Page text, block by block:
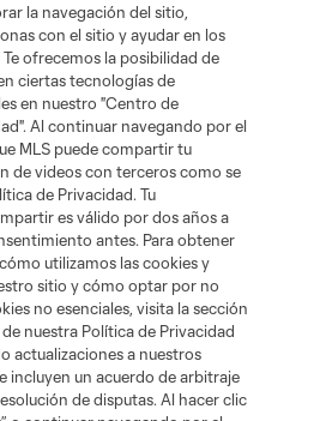
de privacidad
No vender mi información
de la Major League Soccer y MLS son
L.L.C. (“MLS”). Los nombres y logos
registrados y son marcas bajo ley común
permiso de sus propietarios. Uso
la navegación del sitio,
con el sitio y ayudar en los
ofrecemos la posibilidad de
ciertas tecnologías de
en nuestro "Centro de
Al continuar navegando por el
MLS puede compartir tu
de videos con terceros como se
de Privacidad. Tu
es válido por dos años a
antes. Para obtener
utilizamos las cookies y
sitio y cómo optar por no
no esenciales, visita la sección
de nuestra Política de Privacidad
actualizaciones a nuestros
incluyen un acuerdo de arbitraje
de disputas. Al hacer clic